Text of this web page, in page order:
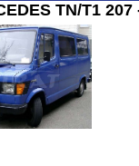
TN/T1 207